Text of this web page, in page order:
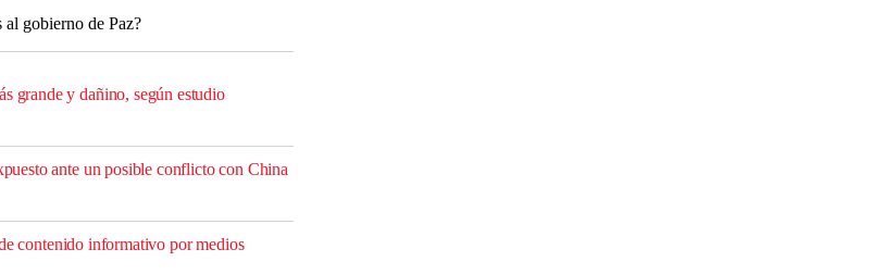
al gobierno de Paz?
grande y dañino, según estudio
ante un posible conflicto con China
contenido informativo por medios